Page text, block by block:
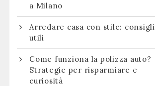
a Milano
Arredare casa con stile: consigli
utili
Come funziona la polizza auto?
Strategie per risparmiare e
curiosità